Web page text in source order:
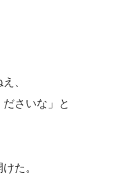
、
さいな」と
た。